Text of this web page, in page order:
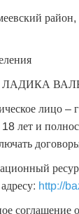
– ЛАДИКА
лицо –
18 лет и
http://
соглашение